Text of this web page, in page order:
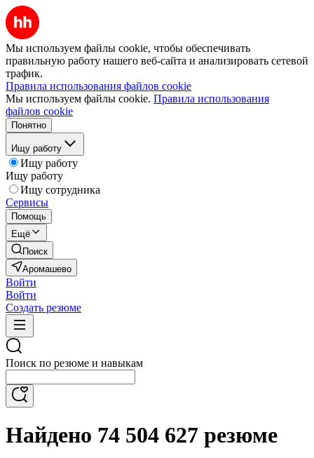
Мы используем файлы cookie, чтобы обеспечивать
правильную работу нашего веб-сайта и анализировать сетевой
трафик.
Правила использования файлов cookie
Мы используем файлы cookie. Правила использования
файлов cookie
Понятно
Ищу работу
Ищу работу
Ищу работу
Ищу сотрудника
Сервисы
Помощь
Ещё
Поиск
Аромашево
Войти
Войти
Создать резюме
Поиск по резюме и навыкам
Найдено 74 504 627 резюме